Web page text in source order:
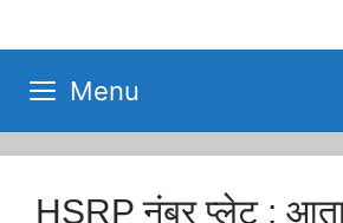
Menu
HSRP नंबर प्लेट : आता